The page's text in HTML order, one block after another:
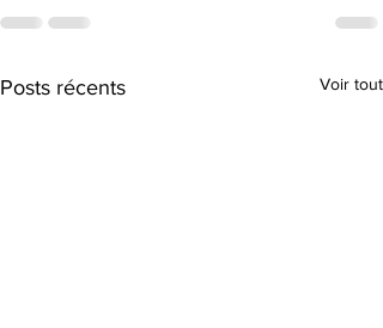
Posts récents Voir tout